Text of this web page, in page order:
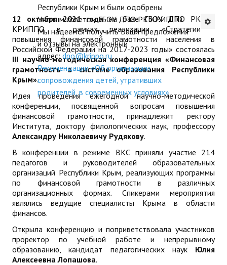
Профессиональная переподготовка
Повышение квалификации
КОНТАКТЫ
ДПП ПК:
Актуальное
занятий
предлагаются
для реализации
году в ГБОУ
КРИППО(очная
Республики Крым и были одобрены
Ученым советом ГБОУ ДПО РК КРИППО.
Мы надеемся получить Ваши предложения
и отзывы на электронный
адрес:dpo@krippo.ru
Рекомендации «Об организации
сопровождения детей, утративших
родителей, в современных условиях»
12 октября 2021 годана базе ГБОУ ДПО РК
КРИППО в рамках реализации «Стратегии
повышения финансовой грамотности населения в
Российской Федерации на 2017-2023 годы» состоялась
III научно-методическая конференция «Финансовая
грамотность в системе образования Республики
Крым».
Идея проведения ежегодной научно-методической
конференции, посвященной вопросам повышения
финансовой грамотности, принадлежит ректору
Института, доктору филологических наук, профессору
Александру Николаевичу Рудякову.
В конференции в режиме ВКС приняли участие 214
педагогов и руководителей образовательных
организаций Республики Крым, реализующих программы
по финансовой грамотности в различных
организационных формах. Спикерами мероприятия
являлись ведущие специалисты Крыма в области
финансов.
Открыла конференцию и поприветствовала участников
проректор по учебной работе и непрерывному
образованию, кандидат педагогических наук Юлия
Алексеевна Лопашова.